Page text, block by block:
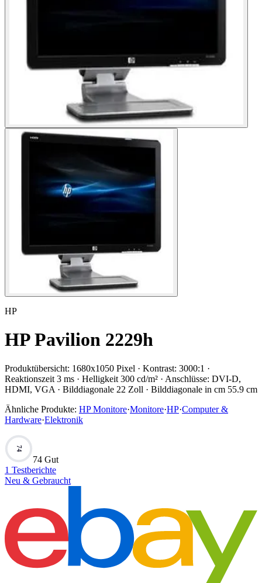
HP
HP Pavilion 2229h
Produktübersicht: 1680x1050 Pixel · Kontrast: 3000:1 ·
Reaktionszeit 3 ms · Helligkeit 300 cd/m² · Anschlüsse: DVI-D,
HDMI, VGA · Bilddiagonale 22 Zoll · Bilddiagonale in cm 55.9 cm
Ähnliche Produkte: HP Monitore·Monitore·HP·Computer &
Hardware·Elektronik
74
74 Gut
1 Testberichte
Neu & Gebraucht